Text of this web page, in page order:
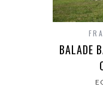
BALADE